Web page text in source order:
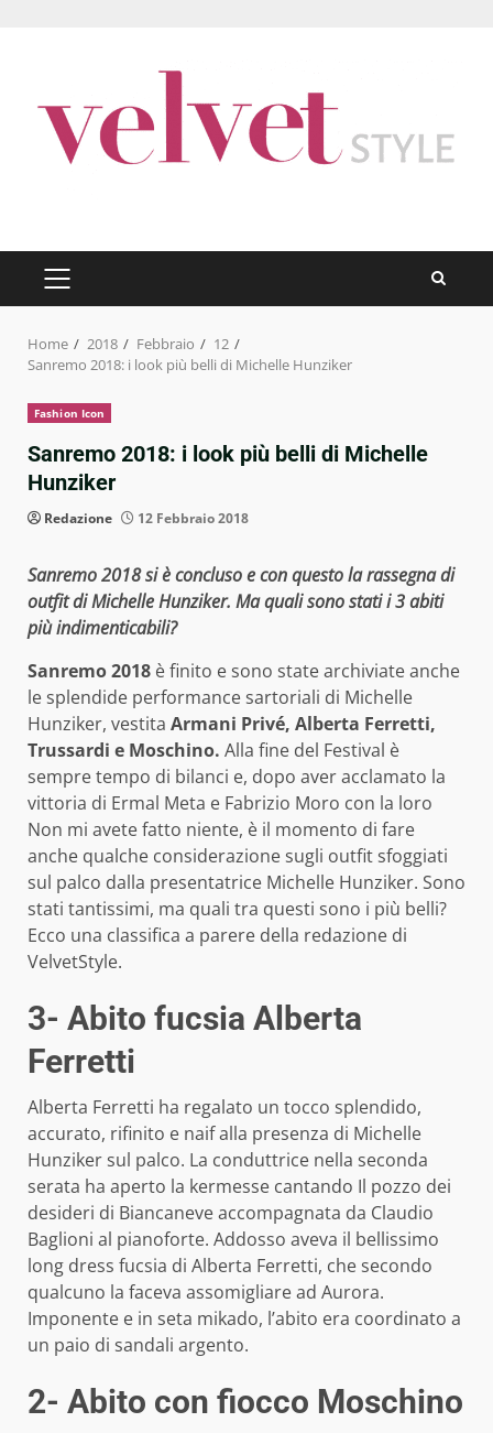
PRIMARY
MENU
Home 2018 Febbraio
12
Sanremo 2018: i look più belli di Michelle Hunziker
Fashion Icon
Sanremo 2018: i look più belli di Michelle
Hunziker
Redazione 12 Febbraio 2018
Sanremo 2018 si è concluso e con questo la rassegna di
outfit di Michelle Hunziker. Ma quali sono stati i 3 abiti
più indimenticabili?
Sanremo 2018 è finito e sono state archiviate anche
le splendide performance sartoriali di Michelle
Hunziker, vestita Armani Privé, Alberta Ferretti,
Trussardi e Moschino. Alla fine del Festival è
sempre tempo di bilanci e, dopo aver acclamato la
vittoria di Ermal Meta e Fabrizio Moro con la loro
Non mi avete fatto niente, è il momento di fare
anche qualche considerazione sugli outfit sfoggiati
sul palco dalla presentatrice Michelle Hunziker. Sono
stati tantissimi, ma quali tra questi sono i più belli?
Ecco una classifica a parere della redazione di
VelvetStyle.
3- Abito fucsia Alberta
Ferretti
Alberta Ferretti ha regalato un tocco splendido,
accurato, rifinito e naif alla presenza di Michelle
Hunziker sul palco. La conduttrice nella seconda
serata ha aperto la kermesse cantando Il pozzo dei
desideri di Biancaneve accompagnata da Claudio
Baglioni al pianoforte. Addosso aveva il bellissimo
long dress fucsia di Alberta Ferretti, che secondo
qualcuno la faceva assomigliare ad Aurora.
Imponente e in seta mikado, l’abito era coordinato a
un paio di sandali argento.
2- Abito con fiocco Moschino